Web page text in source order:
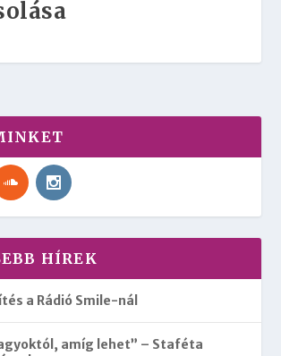
HÍREK
a Rádió Smile-nál
amíg lehet” – Staféta